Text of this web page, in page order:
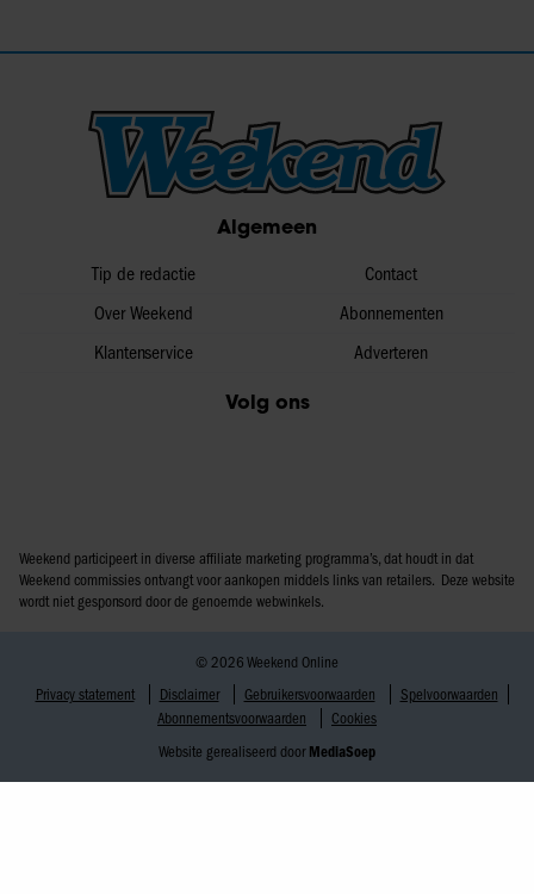
Algemeen
Tip de redactie
Over Weekend
Klantenservice
Contact
Abonnementen
Adverteren
Volg ons
Weekend participeert in diverse affiliate marketing programma’s, dat houdt in dat
Weekend commissies ontvangt voor aankopen middels links van retailers. Deze website
wordt niet gesponsord door de genoemde webwinkels.
© 2026 Weekend Online
Privacy statement
Disclaimer Gebruikersvoorwaarden
Spelvoorwaarden
Abonnementsvoorwaarden
Cookies
Website gerealiseerd door MediaSoep